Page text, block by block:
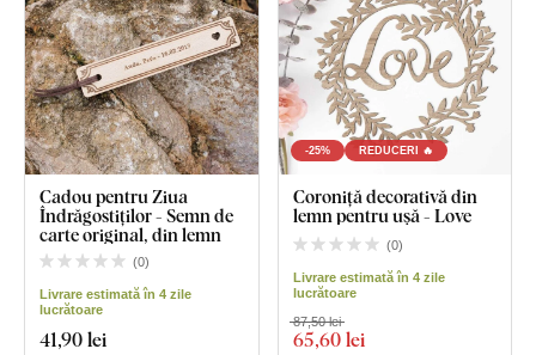
Cadou pentru Ziua
Îndrăgostiților - Semn de
carte original, din lemn
(0)
Livrare estimată în 4 zile
lucrătoare
41,90 lei
-25% REDUCERI 🔥
Coroniță decorativă din
lemn pentru ușă - Love
(0)
Livrare estimată în 4 zile
lucrătoare
65,60 lei
87,50 lei